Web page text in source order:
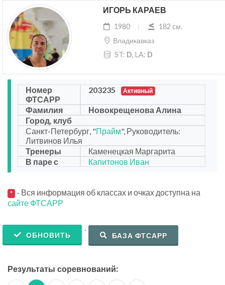
ИГОРЬ КАРАЕВ
1980
182 cм.
Владикавказ
ST: D, LA: D
Номер
ФТСАРР
203235 Активный
Фамилия
Новокрещенова Алина
Город, клуб
Санкт-Петербург, "Прайм", Руководитель:
Литвинов Илья
Тренеры
Каменецкая Маргарита
В паре с
Капитонов Иван
* - Вся информация об классах и очках доступна на
сайте ФТСАРР
ОБНОВИТЬ
.
БАЗА ФТСАРР
Результаты соревнований: